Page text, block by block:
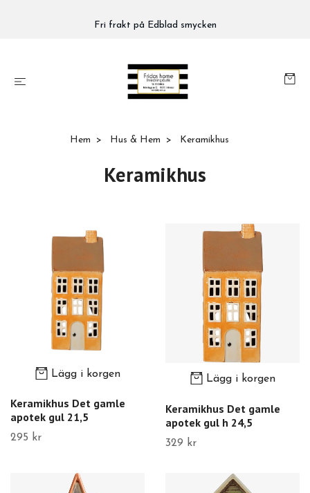
Fri frakt på Edblad smycken
Hem Hus & Hem Keramikhus
Keramikhus
Lägg i korgen
Keramikhus Det gamle
apotek gul 21,5
295 kr
Lägg i korgen
Keramikhus Det gamle
apotek gul h 24,5
329 kr